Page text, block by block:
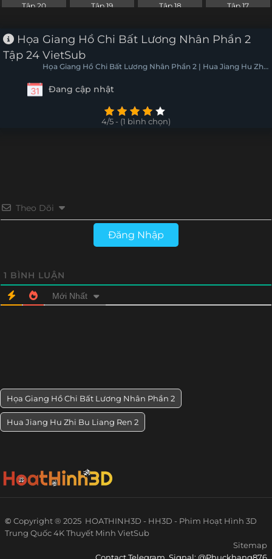
Tập 20 Tập 19 Tập 18 Tập 17
Tập 16 Tập 15 Tập 14 Tập 13
Tập 12 Tập 11
Tập 8 Tập 7
Tập 3 Tập 2
Họa Giang Hồ Chi Bất Lương Nhân Phần 2
Tập 24 VietSub
Họa Giang Hồ Chi Bất Lương Nhân Phần 2 | Hua Jiang Hu Zhi
Đang cập nhật
4/5 - (1 bình chọn)
Theo Dõi
Đăng Nhập
1 BÌNH LUẬN
Mới Nhất
Họa Giang Hồ Chi Bất Lương Nhân Phần 2
Hua Jiang Hu Zhi Bu Liang Ren 2
© Copyright ® 2025 HOATHINH3D - HH3D - Phim Hoạt Hình 3D
Trung Quốc 4K Thuyết Minh VietSub
Sitemap